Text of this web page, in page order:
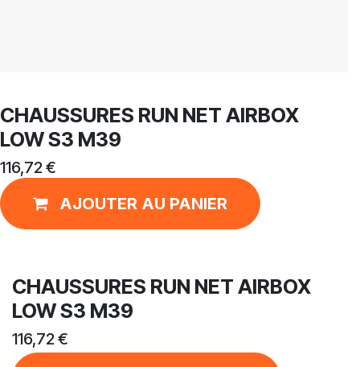
CHAUSSURES RUN NET AIRBOX
LOW S3 M39
116,72€
AJOUTER AU PANIER
CHAUSSURES RUN NET AIRBOX
LOW S3 M39
116,72€